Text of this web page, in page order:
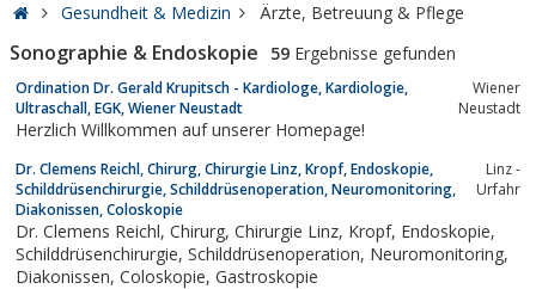
Gesundheit & Medizin Ärzte, Betreuung & Pflege
Sonographie & Endoskopie 59 Ergebnisse gefunden
Ordination Dr. Gerald Krupitsch - Kardiologe, Kardiologie,
Ultraschall, EGK, Wiener Neustadt
Wiener
Neustadt
Herzlich Willkommen auf unserer Homepage!
Dr. Clemens Reichl, Chirurg, Chirurgie Linz, Kropf, Endoskopie,
Schilddrüsenchirurgie, Schilddrüsenoperation, Neuromonitoring,
Diakonissen, Coloskopie
Linz -
Urfahr
Dr. Clemens Reichl, Chirurg, Chirurgie Linz, Kropf, Endoskopie,
Schilddrüsenchirurgie, Schilddrüsenoperation, Neuromonitoring,
Diakonissen, Coloskopie, Gastroskopie